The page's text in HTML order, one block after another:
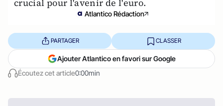
crucial pour l'avenir de l'euro.
Atlantico Rédaction
Écoutez cet article0:00min
PARTAGER CLASSER
Ajouter Atlantico en favori sur Google